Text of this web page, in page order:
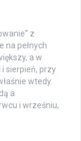
z
na pełnych
a w
sierpień, przy
wtedy.
a
i wrześniu,